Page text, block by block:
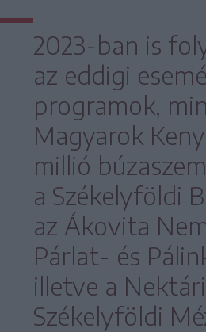
2023-ban is
az eddigi
programok,
Magyarok
millió
a Székelyföldi
az Ákovita
Párlat- és
illetve a
Székelyföldi